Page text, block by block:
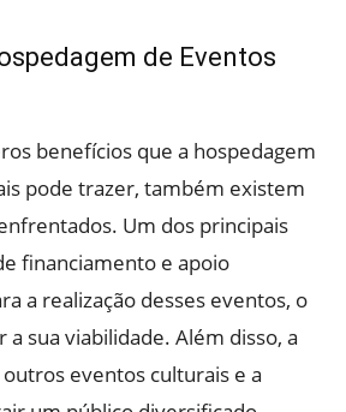
de Eventos
benefícios que a hospedagem
pode trazer, também existem
Um dos principais
financiamento e apoio
a realização desses eventos, o
sua viabilidade. Além disso, a
eventos culturais e a